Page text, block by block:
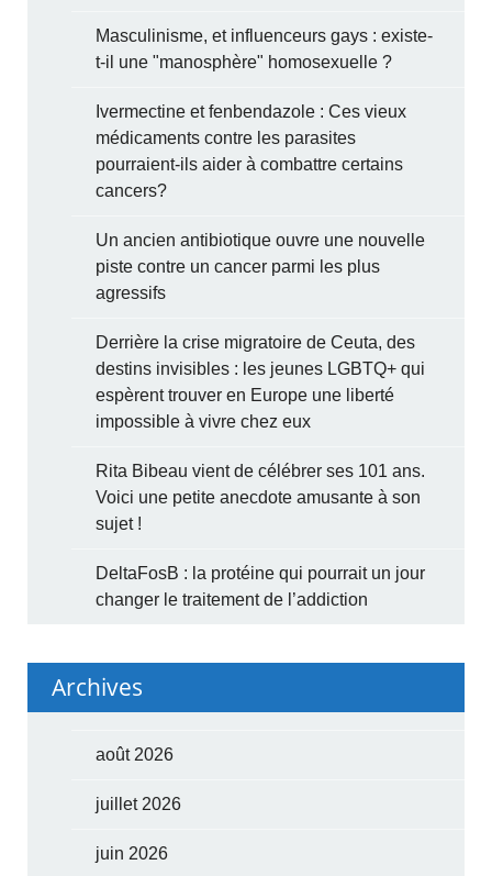
Masculinisme, et influenceurs gays : existe-
t-il une "manosphère" homosexuelle ?
Ivermectine et fenbendazole : Ces vieux
médicaments contre les parasites
pourraient-ils aider à combattre certains
cancers?
Un ancien antibiotique ouvre une nouvelle
piste contre un cancer parmi les plus
agressifs
Derrière la crise migratoire de Ceuta, des
destins invisibles : les jeunes LGBTQ+ qui
espèrent trouver en Europe une liberté
impossible à vivre chez eux
Rita Bibeau vient de célébrer ses 101 ans.
Voici une petite anecdote amusante à son
sujet !
DeltaFosB : la protéine qui pourrait un jour
changer le traitement de l’addiction
Archives
août 2026
juillet 2026
juin 2026